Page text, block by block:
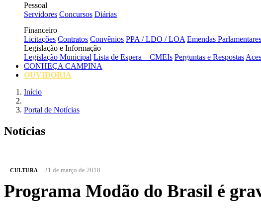
Pessoal
Servidores Concursos Diárias
Financeiro
Licitações Contratos Convênios PPA / LDO / LOA Emendas Parlamentares
Legislação e Informação
Legislação Municipal Lista de Espera – CMEIs Perguntas e Respostas
CONHEÇA CAMPINA
OUVIDORIA
Início
Portal de Notícias
Notícias
CULTURA 21 de março de 2018
Programa Modão do Brasil é